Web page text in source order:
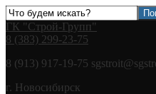
ГК "Строй-Групп"
8 (383) 299-23-75
8 (913) 917-19-75
г. Новосибирск